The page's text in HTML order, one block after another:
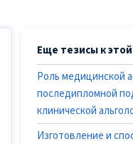
Еще тезисы к
Роль медицинской
последипломной
клинической
Изготовление и